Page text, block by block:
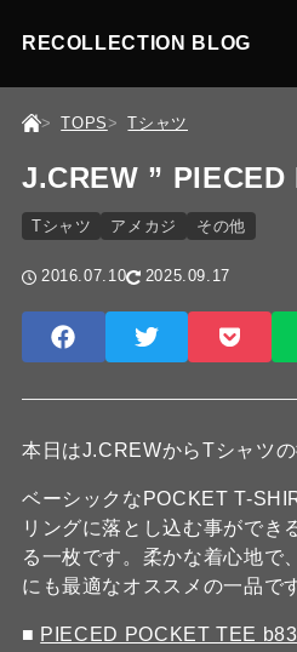
RECOLLECTION BLOG
TOPS Tシャツ
J.CREW ” PIECED
Tシャツ アメカジ その他
2016.07.10 2025.09.17
本日はJ.CREWからTシャツの
ベーシックなPOCKET T-
リングに落とし込む事ができ
る一枚です。柔かな着心地で
にも最適なオススメの一品で
■ PIECED POCKET TEE